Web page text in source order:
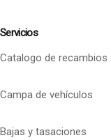
Servicios
Catalogo de recambios
Campa de vehículos
Bajas y tasaciones